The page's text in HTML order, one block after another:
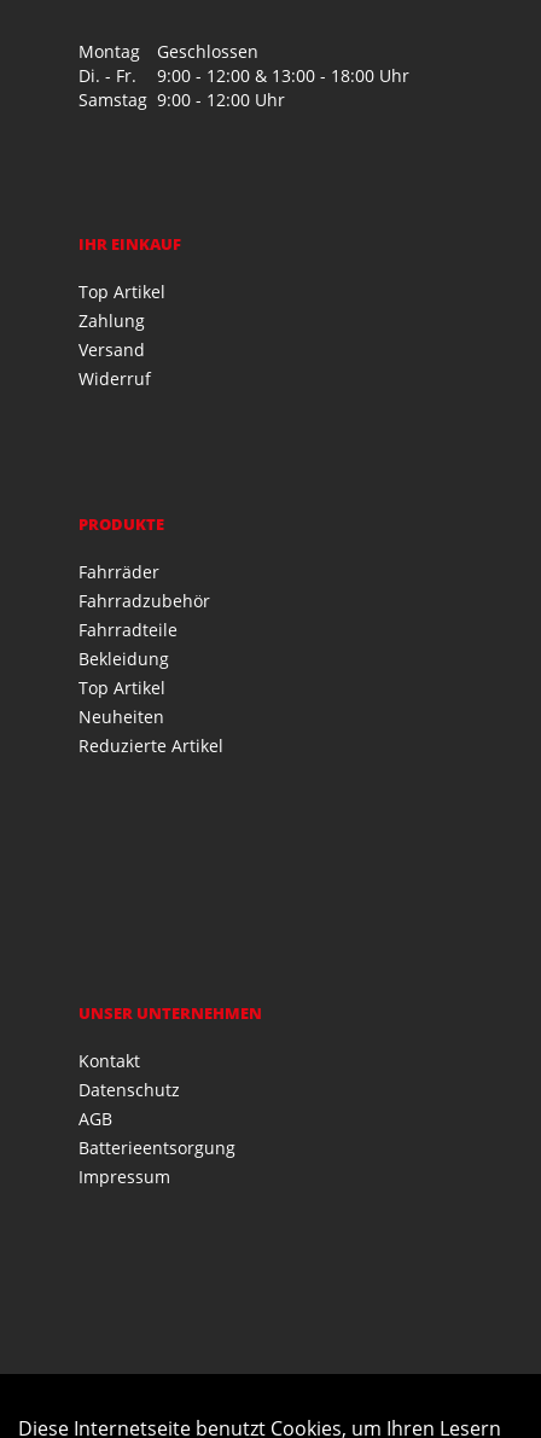
Montag
Geschlossen
Di. - Fr.
9:00 - 12:00 & 13:00 - 18:00 Uhr
Samstag 9:00 - 12:00 Uhr
IHR EINKAUF
Top Artikel
Zahlung
Versand
Widerruf
PRODUKTE
Fahrräder
Fahrradzubehör
Fahrradteile
Bekleidung
Top Artikel
Neuheiten
Reduzierte Artikel
UNSER UNTERNEHMEN
Kontakt
Datenschutz
AGB
Batterieentsorgung
Impressum
Diese Internetseite benutzt Cookies, um Ihren Lesern